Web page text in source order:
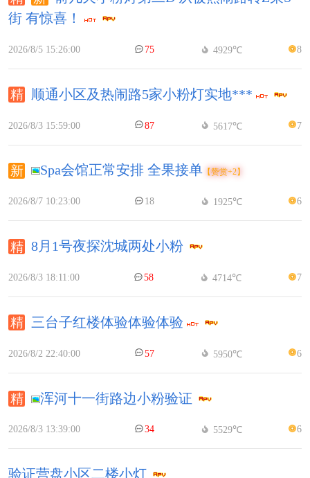
街 有惊喜！
2026/8/5 15:26:00 75 4929℃ 8
顺通小区及热闹路5家小粉灯实地***
2026/8/3 15:59:00 87 5617℃ 7
Spa会馆正常安排 全果接单 【赞赏+2】
2026/8/7 10:23:00 18 1925℃ 6
8月1号夜探沈城两处小粉
2026/8/3 18:11:00 58 4714℃ 7
三台子红楼体验体验体验
2026/8/2 22:40:00 57 5950℃ 6
浑河十一街路边小粉验证
2026/8/3 13:39:00 34 5529℃ 6
验证营盘小区二楼小灯